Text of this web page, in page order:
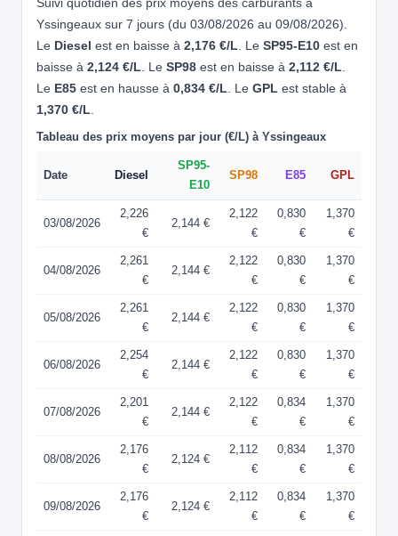
Suivi quotidien des prix moyens des carburants à
Yssingeaux sur 7 jours (du 03/08/2026 au 09/08/2026).
Le Diesel est en baisse à 2,176 €/L. Le SP95-E10 est en
baisse à 2,124 €/L. Le SP98 est en baisse à 2,112 €/L.
Le E85 est en hausse à 0,834 €/L. Le GPL est stable à
1,370 €/L.
Tableau des prix moyens par jour (€/L) à Yssingeaux
Date Diesel
SP95-
E10
SP98 E85 GPL
03/08/2026
2,226
€
2,144 €
2,122
€
0,830
€
1,370
€
04/08/2026
2,261
€
2,144 €
2,122
€
0,830
€
1,370
€
05/08/2026
2,261
€
2,144 €
2,122
€
0,830
€
1,370
€
06/08/2026
2,254
€
2,144 €
2,122
€
0,830
€
1,370
€
07/08/2026
2,201
€
2,144 €
2,122
€
0,834
€
1,370
€
08/08/2026
2,176
€
2,124 €
2,112
€
0,834
€
1,370
€
09/08/2026
2,176
€
2,124 €
2,112
€
0,834
€
1,370
€